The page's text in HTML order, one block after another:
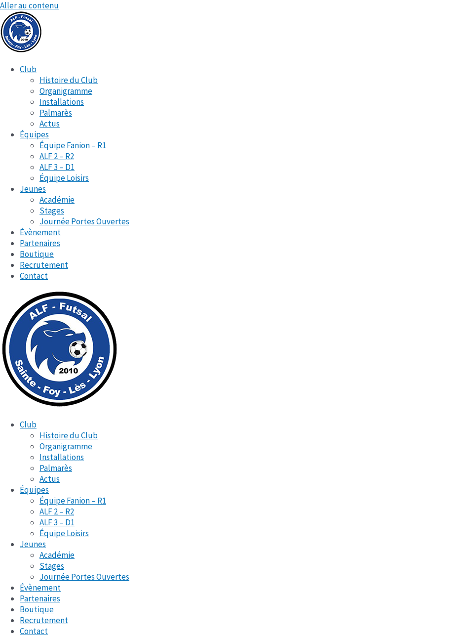
Aller au contenu
Club
Histoire du Club
Organigramme
Installations
Palmarès
Actus
Équipes
Équipe Fanion – R1
ALF 2 – R2
ALF 3 – D1
Équipe Loisirs
Jeunes
Académie
Stages
Journée Portes Ouvertes
Évènement
Partenaires
Boutique
Recrutement
Contact
Club
Histoire du Club
Organigramme
Installations
Palmarès
Actus
Équipes
Équipe Fanion – R1
ALF 2 – R2
ALF 3 – D1
Équipe Loisirs
Jeunes
Académie
Stages
Journée Portes Ouvertes
Évènement
Partenaires
Boutique
Recrutement
Contact